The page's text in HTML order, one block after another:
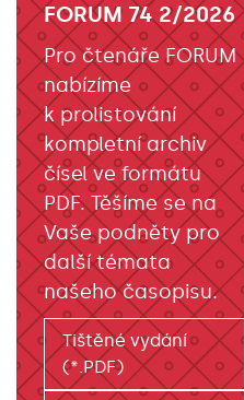
FORUM 74 2/2026
Pro čtenáře FORUM
nabízíme
k prolistování
kompletní archiv
čísel ve formátu
PDF. Těšíme se na
Vaše podněty pro
další témata
našeho časopisu.
Tištěné vydání
(*.PDF)